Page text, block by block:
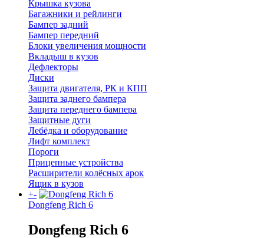
Крышка кузова
Багажники и рейлинги
Бампер задний
Бампер передний
Блоки увеличения мощности
Вкладыш в кузов
Дефлекторы
Диски
Защита двигателя, РК и КПП
Защита заднего бампера
Защита переднего бампера
Защитные дуги
Лебёдка и оборудование
Лифт комплект
Пороги
Прицепные устройства
Расширители колёсных арок
Ящик в кузов
+-
Dongfeng Rich 6
Dongfeng Rich 6